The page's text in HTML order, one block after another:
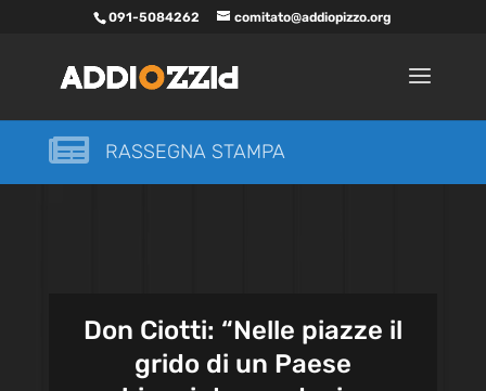
091-5084262 comitato@addiopizzo.org
 RASSEGNA STAMPA
Don Ciotti: “Nelle piazze il
grido di un Paese